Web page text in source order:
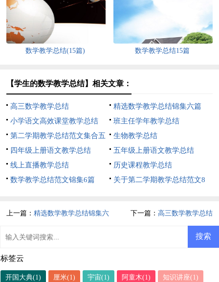
数学教学总结(15篇) 数学教学总结15篇
【学生的数学教学总结】相关文章：
高三数学教学总结
精选数学教学总结锦集六篇
小学语文高效课堂教学总结
班主任学年教学总结
第二学期教学总结范文集合五
篇
生物教学总结
四年级上册语文教学总结
五年级上册语文教学总结
线上直播教学总结
历史课程教学总结
数学教学总结范文锦集6篇
关于第二学期教学总结范文8
上一篇：精选数学教学总结锦集六 下一篇： 高三数学教学总结
标签云
开国大典(1) 厘米(1) 宇宙(1) 阿童木(1) 知识讲座(1)